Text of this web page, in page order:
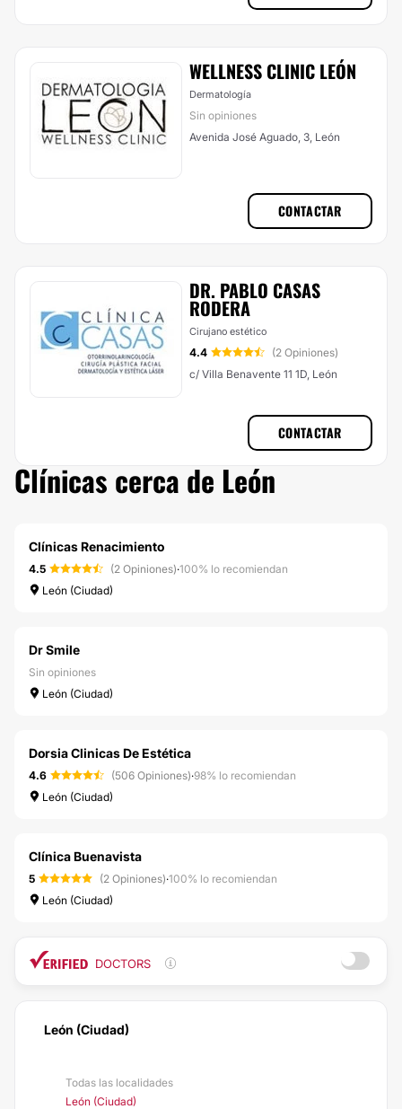
WELLNESS CLINIC LEÓN
Dermatología
Sin opiniones
Avenida José Aguado, 3, León
CONTACTAR
DR. PABLO CASAS
RODERA
Cirujano estético
4.4
(2 Opiniones)
c/ Villa Benavente 11 1D, León
CONTACTAR
Clínicas cerca de León
Clínicas Renacimiento
4.5 (2 Opiniones)·100% lo recomiendan
León (Ciudad)
Dr Smile
Sin opiniones
León (Ciudad)
Dorsia Clinicas De Estética
4.6 (506 Opiniones)·98% lo recomiendan
León (Ciudad)
Clínica Buenavista
5 (2 Opiniones)·100% lo recomiendan
León (Ciudad)
DOCTORS
León (Ciudad)
Todas las localidades
León (Ciudad)